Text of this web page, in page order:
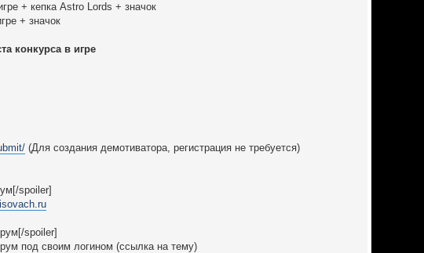
+ кепка Astro Lords + значок
+ значок
конкурса в игре
(Для создания демотиватора, регистрация не требуется)
spoiler]
spoiler]
под своим логином (ссылка на тему)